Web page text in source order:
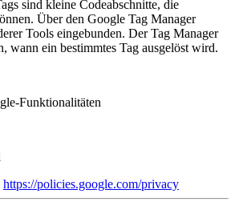
sind kleine Codeabschnitte, die
Über den Google Tag Manager
Tools eingebunden. Der Tag Manager
wann ein bestimmtes Tag ausgelöst wird.
Funktionalitäten
https://policies.google.com/privacy